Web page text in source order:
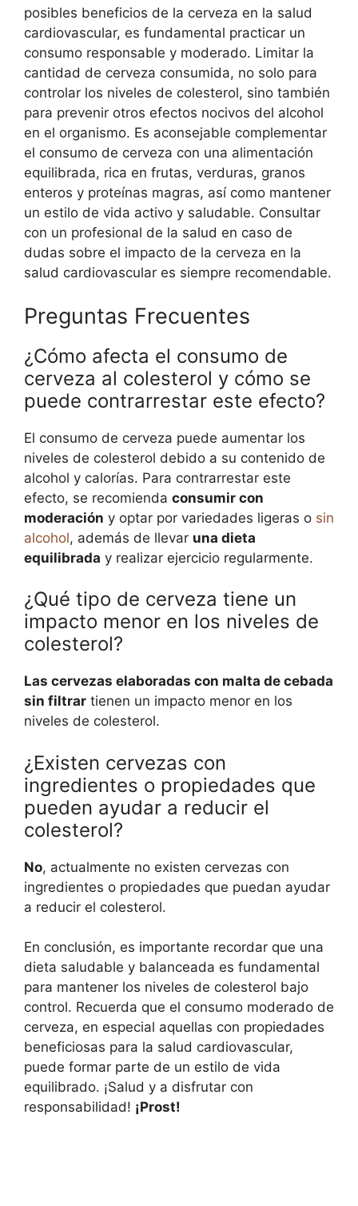
posibles beneficios de la cerveza en la salud
cardiovascular, es fundamental practicar un
consumo responsable y moderado. Limitar la
cantidad de cerveza consumida, no solo para
controlar los niveles de colesterol, sino también
para prevenir otros efectos nocivos del alcohol
en el organismo. Es aconsejable complementar
el consumo de cerveza con una alimentación
equilibrada, rica en frutas, verduras, granos
enteros y proteínas magras, así como mantener
un estilo de vida activo y saludable. Consultar
con un profesional de la salud en caso de
dudas sobre el impacto de la cerveza en la
salud cardiovascular es siempre recomendable.
Preguntas Frecuentes
¿Cómo afecta el consumo de
cerveza al colesterol y cómo se
puede contrarrestar este efecto?
El consumo de cerveza puede aumentar los
niveles de colesterol debido a su contenido de
alcohol y calorías. Para contrarrestar este
efecto, se recomienda consumir con
moderación y optar por variedades ligeras o sin
alcohol, además de llevar una dieta
equilibrada y realizar ejercicio regularmente.
¿Qué tipo de cerveza tiene un
impacto menor en los niveles de
colesterol?
Las cervezas elaboradas con malta de cebada
sin filtrar tienen un impacto menor en los
niveles de colesterol.
¿Existen cervezas con
ingredientes o propiedades que
pueden ayudar a reducir el
colesterol?
No, actualmente no existen cervezas con
ingredientes o propiedades que puedan ayudar
a reducir el colesterol.
En conclusión, es importante recordar que una
dieta saludable y balanceada es fundamental
para mantener los niveles de colesterol bajo
control. Recuerda que el consumo moderado de
cerveza, en especial aquellas con propiedades
beneficiosas para la salud cardiovascular,
puede formar parte de un estilo de vida
equilibrado. ¡Salud y a disfrutar con
responsabilidad! ¡Prost!